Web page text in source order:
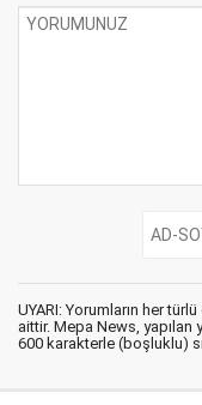
UYARI: Yorumların her
aittir. Mepa News,
600 karakterle (boşluklu)